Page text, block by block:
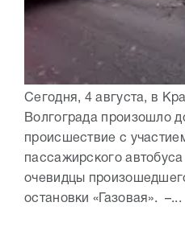
Сегодня, 4 августа, в
Волгограда произошло
происшествие с
пассажирского
очевидцы
остановки «Газовая». –...